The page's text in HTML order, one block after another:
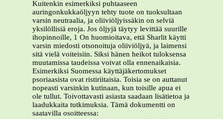
Kuitenkin esimerkiksi puhtaaseen
auringonkukkaöljyyn tehty tuote on tuoksultaan
varsin neutraalia, ja oliiviöljyissäkin on selviä
yksilöllisiä eroja. Jos öljyjä täytyy levittää suurille
ihopinnoille, 1 On huomioitava, että Sharlit käytti
varsin miedosti otsonoituja oliiviöljyä, ja laimensi
sitä vielä voiteisiin. Siksi hänen heikot tuloksensa
muutamissa taudeissa voivat olla ennenaikaisia.
Esimerkiksi Suomessa käyttäjäkertomukset
psoriaasista ovat ristiriitaisia. Toisia se on auttanut
nopeasti varsinkin kutinaan, kun toisille apua ei
ole tullut. Toivottavasti asiasta saadaan lisätietoa ja
laadukkaita tutkimuksia. Tämä dokumentti on
saatavilla osoitteessa: